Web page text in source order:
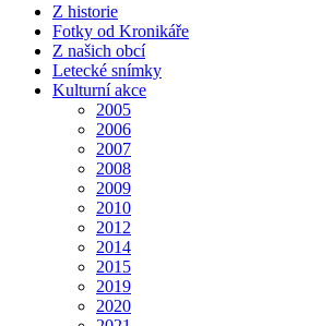
Z historie
Fotky od Kronikáře
Z našich obcí
Letecké snímky
Kulturní akce
2005
2006
2007
2008
2009
2010
2012
2014
2015
2019
2020